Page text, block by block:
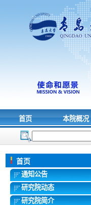
首页 本院概况
首页
通知公告
研究院动态
研究院简介